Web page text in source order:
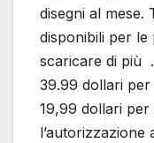
disegni al mese.
disponibili per le
scaricare di più
39.99 dollari
19,99 dollari per
l’autorizzazione